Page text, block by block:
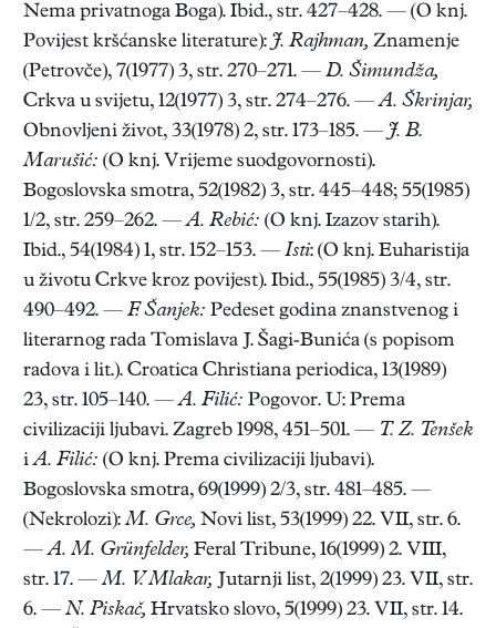
Nema privatnoga Boga). Ibid., str. 427–428. — (O knj.
Povijest kršćanske literature): J. Rajhman, Znamenje
(Petrovče), 7(1977) 3, str. 270–271. — D. Šimundža,
Crkva u svijetu, 12(1977) 3, str. 274–276. —A. Škrinjar,
Obnovljeni život, 33(1978) 2, str. 173–185. — J. B.
Marušić: (O knj. Vrijeme suodgovornosti).
Bogoslovska smotra, 52(1982) 3, str. 445–448; 55(1985)
1/2, str. 259–262. —A. Rebić: (O knj. Izazov starih).
Ibid., 54(1984) 1, str. 152–153. — Isti: (O knj. Euharistija
u životu Crkve kroz povijest). Ibid., 55(1985) 3/4, str.
490–492. — F. Šanjek: Pedeset godina znanstvenog i
literarnog rada Tomislava J. Šagi-Bunića (s popisom
radova i lit.). Croatica Christiana periodica, 13(1989)
23, str. 105–140. —A. Filić: Pogovor. U: Prema
civilizaciji ljubavi. Zagreb 1998, 451–501. — T. Z. Tenšek
iA. Filić: (O knj. Prema civilizaciji ljubavi).
Bogoslovska smotra, 69(1999) 2/3, str. 481–485. —
(Nekrolozi):M. Grce, Novi list, 53(1999) 22. VII, str. 6.
—A. M. Grünfelder, Feral Tribune, 16(1999) 2. VIII,
str. 17. —M. V. Mlakar, Jutarnji list, 2(1999) 23. VII, str.
6. — N. Piskač, Hrvatsko slovo, 5(1999) 23. VII, str. 14.